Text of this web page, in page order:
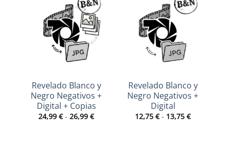
Revelado Blanco y
Negro Negativos +
Digital + Copias
24,99 € - 26,99 €Rango
Revelado Blanco y
Negro Negativos +
Digital
12,75 € - 13,75 €Rango